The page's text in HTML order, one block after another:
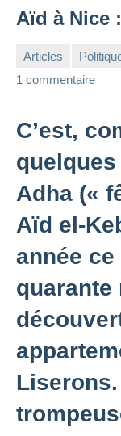
Aïd à Nice
Articles
1 commentaire
C’est,
Adha («
Aïd el-
année
quarante